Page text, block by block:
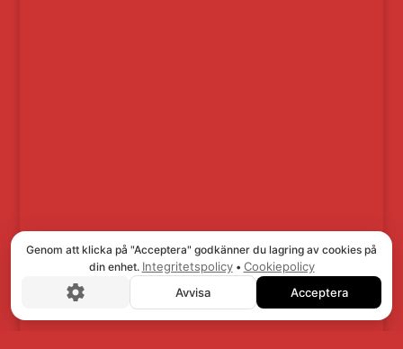
Genom att klicka på "Acceptera" godkänner du lagring av cookies på
din enhet. Integritetspolicy• Cookiepolicy
Avvisa
Acceptera